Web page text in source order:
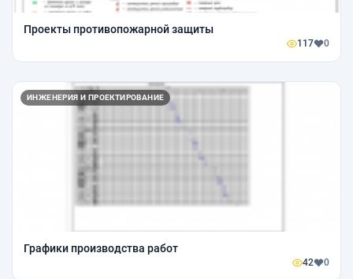
Проекты противопожарной защиты
117 0
ИНЖЕНЕРИЯ И ПРОЕКТИРОВАНИЕ
Графики производства работ
42 0